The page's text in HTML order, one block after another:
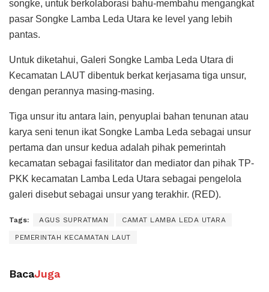
songke, untuk berkolaborasi bahu-membahu mengangkat
pasar Songke Lamba Leda Utara ke level yang lebih
pantas.
Untuk diketahui, Galeri Songke Lamba Leda Utara di
Kecamatan LAUT dibentuk berkat kerjasama tiga unsur,
dengan perannya masing-masing.
Tiga unsur itu antara lain, penyuplai bahan tenunan atau
karya seni tenun ikat Songke Lamba Leda sebagai unsur
pertama dan unsur kedua adalah pihak pemerintah
kecamatan sebagai fasilitator dan mediator dan pihak TP-
PKK kecamatan Lamba Leda Utara sebagai pengelola
galeri disebut sebagai unsur yang terakhir. (RED).
Tags: AGUS SUPRATMAN CAMAT LAMBA LEDA UTARA
PEMERINTAH KECAMATAN LAUT
BacaJuga